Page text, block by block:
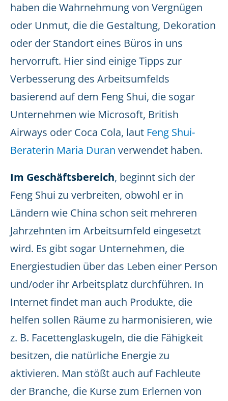
haben die Wahrnehmung von Vergnügen
oder Unmut, die die Gestaltung, Dekoration
oder der Standort eines Büros in uns
hervorruft. Hier sind einige Tipps zur
Verbesserung des Arbeitsumfelds
basierend auf dem Feng Shui, die sogar
Unternehmen wie Microsoft, British
Airways oder Coca Cola, laut Feng Shui-
Beraterin Maria Duran verwendet haben.
Im Geschäftsbereich, beginnt sich der
Feng Shui zu verbreiten, obwohl er in
Ländern wie China schon seit mehreren
Jahrzehnten im Arbeitsumfeld eingesetzt
wird. Es gibt sogar Unternehmen, die
Energiestudien über das Leben einer Person
und/oder ihr Arbeitsplatz durchführen. In
Internet findet man auch Produkte, die
helfen sollen Räume zu harmonisieren, wie
z. B. Facettenglaskugeln, die die Fähigkeit
besitzen, die natürliche Energie zu
aktivieren. Man stößt auch auf Fachleute
der Branche, die Kurse zum Erlernen von